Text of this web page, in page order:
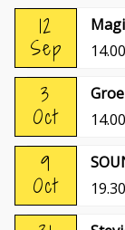
12
Sep
3
Oct
9
Oct